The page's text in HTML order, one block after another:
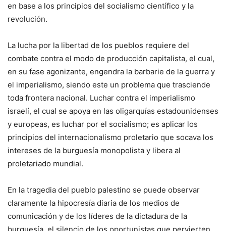
en base a los principios del socialismo científico y la
revolución.
La lucha por la libertad de los pueblos requiere del
combate contra el modo de producción capitalista, el cual,
en su fase agonizante, engendra la barbarie de la guerra y
el imperialismo, siendo este un problema que trasciende
toda frontera nacional. Luchar contra el imperialismo
israelí, el cual se apoya en las oligarquías estadounidenses
y europeas, es luchar por el socialismo; es aplicar los
principios del internacionalismo proletario que socava los
intereses de la burguesía monopolista y libera al
proletariado mundial.
En la tragedia del pueblo palestino se puede observar
claramente la hipocresía diaria de los medios de
comunicación y de los líderes de la dictadura de la